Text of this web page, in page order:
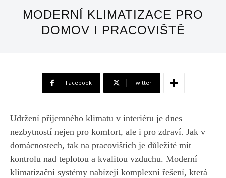
MODERNÍ KLIMATIZACE PRO
DOMOV I PRACOVIŠTĚ
Facebook Twitter
Udržení příjemného klimatu v interiéru je dnes
nezbytností nejen pro komfort, ale i pro zdraví. Jak v
domácnostech, tak na pracovištích je důležité mít
kontrolu nad teplotou a kvalitou vzduchu. Moderní
klimatizační systémy nabízejí komplexní řešení, která